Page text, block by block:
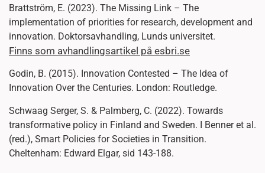
Brattström, E. (2023). The Missing Link – The
implementation of priorities for research, development and
innovation. Doktorsavhandling, Lunds universitet.
Finns som avhandlingsartikel på esbri.se
Godin, B. (2015). Innovation Contested – The Idea of
Innovation Over the Centuries. London: Routledge.
Schwaag Serger, S. & Palmberg, C. (2022). Towards
transformative policy in Finland and Sweden. I Benner et al.
(red.), Smart Policies for Societies in Transition.
Cheltenham: Edward Elgar, sid 143-188.